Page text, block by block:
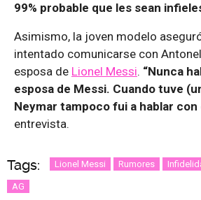
99% probable que les sean
Asimismo, la joven modelo
intentado comunicarse con
esposa de Lionel Messi. “Nunca
esposa de Messi. Cuando tuve
Neymar tampoco fui a hablar con
entrevista.
Tags: Lionel Messi Rumores
AG